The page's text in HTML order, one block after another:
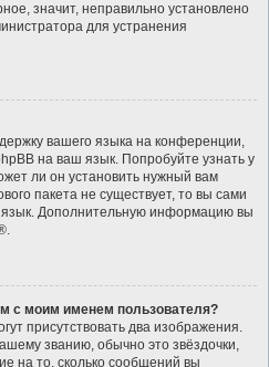
значит, неправильно установлено
для устранения
вашего языка на конференции,
на ваш язык. Попробуйте узнать у
ли он установить нужный вам
пакета не существует, то вы сами
Дополнительную информацию вы
с моим именем пользователя?
присутствовать два изображения.
званию, обычно это звёздочки,
на то, сколько сообщений вы